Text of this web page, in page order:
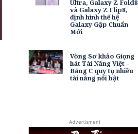
Ultra, Galaxy Z Fold8
và Galaxy Z Flip8,
định hình thế hệ
Galaxy Gập Chuẩn
Mới
Vòng Sơ khảo Giọng
hát Tài Năng Việt –
Bảng C quy tụ nhiều
tài năng nổi bật
Advertisment